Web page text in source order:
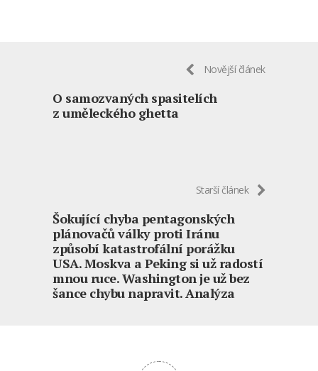
Novější článek
O samozvaných spasitelích
z uměleckého ghetta
Starší článek
Šokující chyba pentagonských
plánovačů války proti Iránu
způsobí katastrofální porážku
USA. Moskva a Peking si už radostí
mnou ruce. Washington je už bez
šance chybu napravit. Analýza